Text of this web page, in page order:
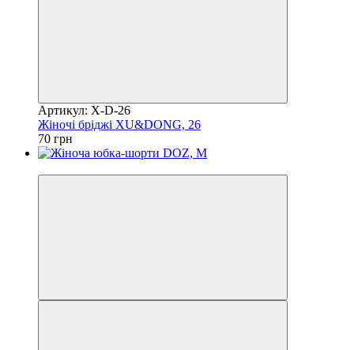
Артикул: X-D-26
Жіночі бріджі XU&DONG, 26
70 грн